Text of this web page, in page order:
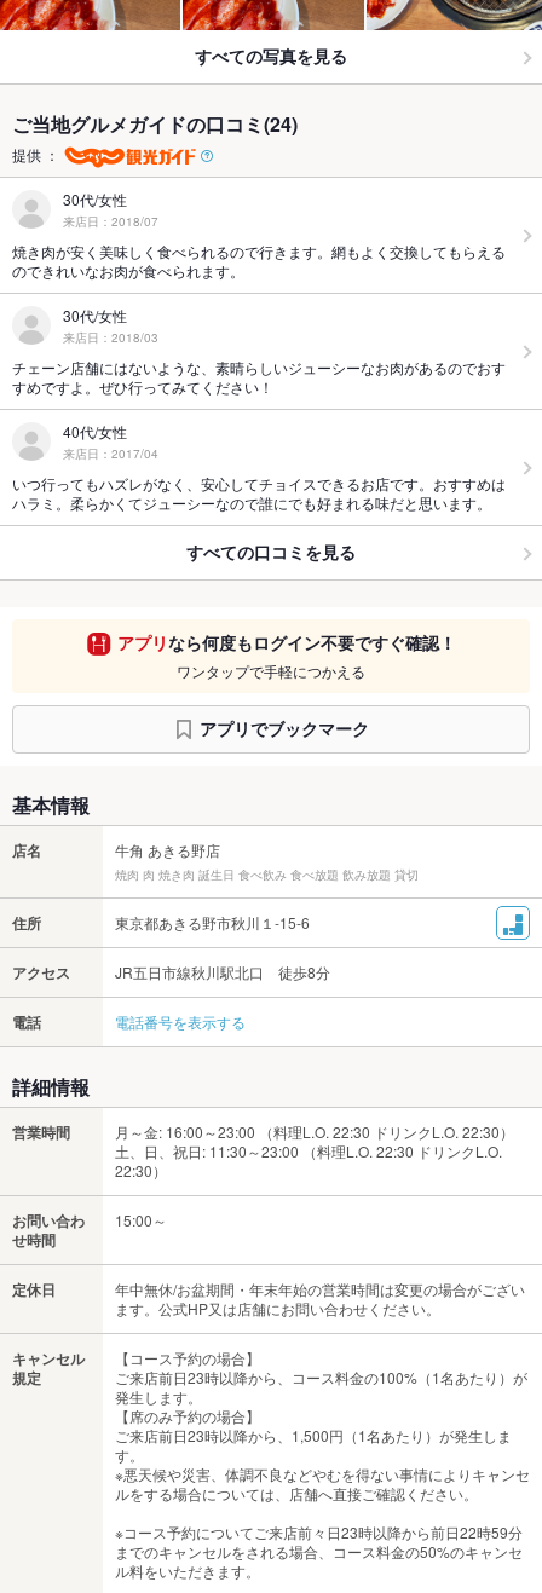
すべての写真を見る
ご当地グルメガイドの口コミ(24)
提供 ：
30代/女性
来店日：2018/07
焼き肉が安く美味しく食べられるので行きます。網もよく交換してもらえる
のできれいなお肉が食べられます。
30代/女性
来店日：2018/03
チェーン店舗にはないような、素晴らしいジューシーなお肉があるのでおす
すめですよ。ぜひ行ってみてください！
40代/女性
来店日：2017/04
いつ行ってもハズレがなく、安心してチョイスできるお店です。おすすめは
ハラミ。柔らかくてジューシーなので誰にでも好まれる味だと思います。
すべての口コミを見る
アプリなら何度もログイン不要ですぐ確認！
ワンタップで手軽につかえる
アプリでブックマーク
基本情報
店名 牛角 あきる野店
焼肉 肉 焼き肉 誕生日 食べ飲み 食べ放題 飲み放題 貸切
住所 東京都あきる野市秋川１-15-6
アクセス JR五日市線秋川駅北口 徒歩8分
電話 電話番号を表示する
詳細情報
営業時間
月～金: 16:00～23:00 （料理L.O. 22:30 ドリンクL.O. 22:30）
土、日、祝日: 11:30～23:00 （料理L.O. 22:30 ドリンクL.O.
22:30）
お問い合わ
せ時間
15:00～
定休日
年中無休/お盆期間・年末年始の営業時間は変更の場合がござい
ます。公式HP又は店舗にお問い合わせください。
キャンセル
規定
【コース予約の場合】
ご来店前日23時以降から、コース料金の100%（1名あたり）が
発生します。
【席のみ予約の場合】
ご来店前日23時以降から、1,500円（1名あたり）が発生しま
す。
※悪天候や災害、体調不良などやむを得ない事情によりキャンセ
ルをする場合については、店舗へ直接ご確認ください。
※コース予約についてご来店前々日23時以降から前日22時59分
までのキャンセルをされる場合、コース料金の50%のキャンセ
ル料をいただきます。